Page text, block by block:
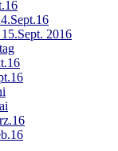
2016